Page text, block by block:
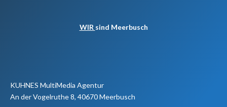
WIR sind Meerbusch
KUHNES MultiMedia Agentur
An der Vogelruthe 8, 40670 Meerbusch